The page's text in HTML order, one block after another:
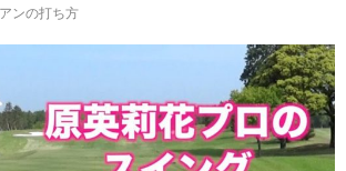
ンの打ち方